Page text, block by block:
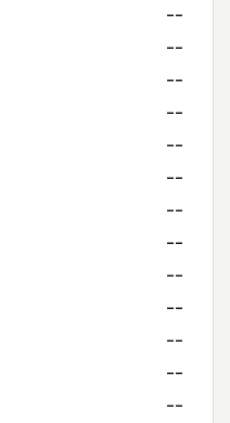
--
--
--
--
--
--
--
--
--
--
--
--
--